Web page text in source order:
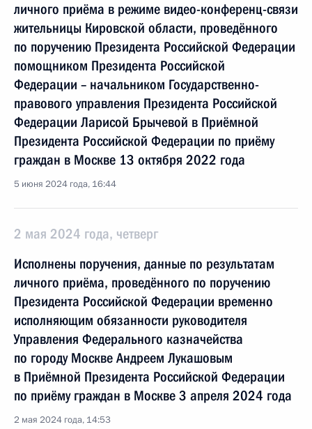
личного приёма в режиме видео-конференц-связи
жительницы Кировской области, проведённого
по поручению Президента Российской Федерации
помощником Президента Российской
Федерации – начальником Государственно-
правового управления Президента Российской
Федерации Ларисой Брычевой в Приёмной
Президента Российской Федерации по приёму
граждан в Москве 13 октября 2022 года
5 июня 2024 года, 16:44
2 мая 2024 года, четверг
Исполнены поручения, данные по результатам
личного приёма, проведённого по поручению
Президента Российской Федерации временно
исполняющим обязанности руководителя
Управления Федерального казначейства
по городу Москве Андреем Лукашовым
в Приёмной Президента Российской Федерации
по приёму граждан в Москве 3 апреля 2024 года
2 мая 2024 года, 14:53